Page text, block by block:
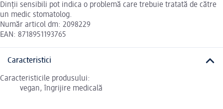
Dinții sensibili pot indica o problemă care trebuie tratată de către
un medic stomatolog.
Număr articol dm: 2098229
EAN: 8718951193765
Caracteristici
Caracteristicile produsului:
vegan, îngrijire medicală